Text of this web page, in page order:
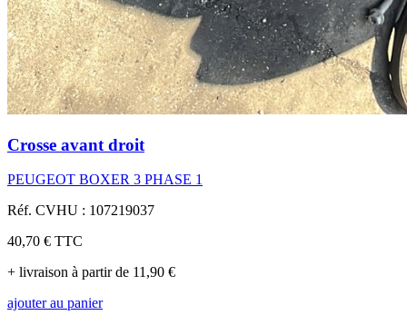
Crosse avant droit
PEUGEOT BOXER 3 PHASE 1
Réf. CVHU : 107219037
40,70 € TTC
+ livraison à partir de 11,90 €
ajouter au panier